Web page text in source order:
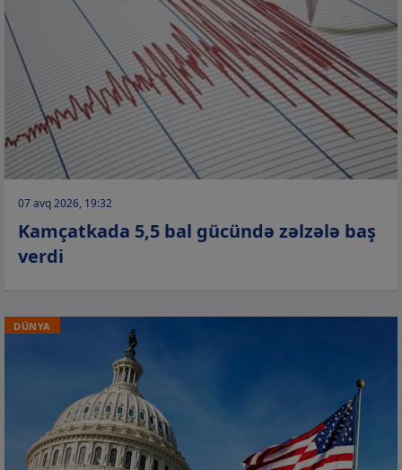
07 avq 2026, 19:32
Kamçatkada 5,5 bal gücündə zəlzələ baş
verdi
DÜNYA